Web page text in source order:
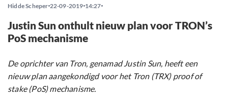
Hidde Scheper 22-09-2019 14:27
Justin Sun onthult nieuw plan voor TRON’s
PoS mechanisme
De oprichter van Tron, genamad Justin Sun, heeft een
nieuw plan aangekondigd voor het Tron (TRX) proof of
stake (PoS) mechanisme.